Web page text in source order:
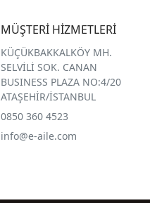
MÜŞTERİ HİZMETLERİ
KÜÇÜKBAKKALKÖY MH.
SELVİLİ SOK. CANAN
BUSINESS PLAZA NO:4/20
ATAŞEHİR/İSTANBUL
0850 360 4523
info@e-aile.com